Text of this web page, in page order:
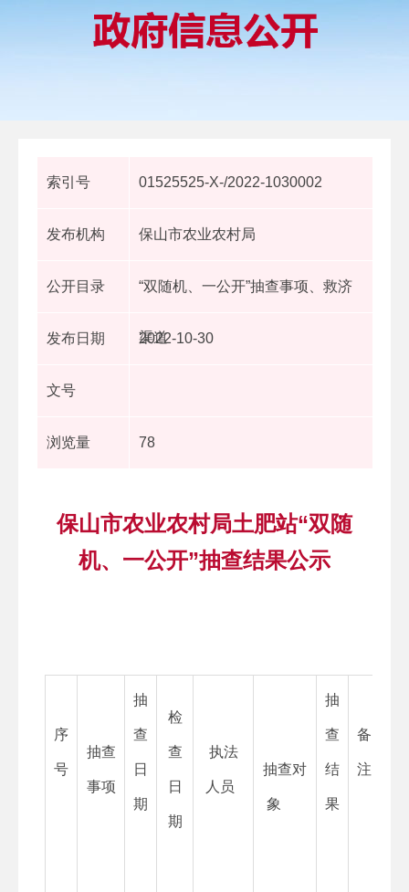
索引号 01525525-X-/2022-1030002
发布机构 保山市农业农村局
公开目录 “双随机、一公开”抽查事项、救济
渠道
发布日期 2022-10-30
文号
浏览量 78
保山市农业农村局土肥站“双随
机、一公开”抽查结果公示
序
号
抽查
事项
抽
查
日
期
检
查
日
期
执法
人员
抽查对
象
抽
查
结
果
备
注